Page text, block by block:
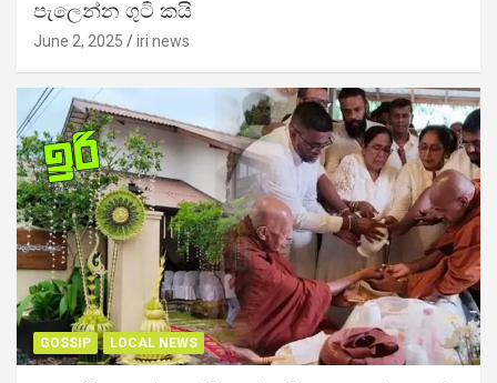
පැලෙන්න ගුටි කයි
June 2, 2025 iri news
GOSSIP LOCAL NEWS